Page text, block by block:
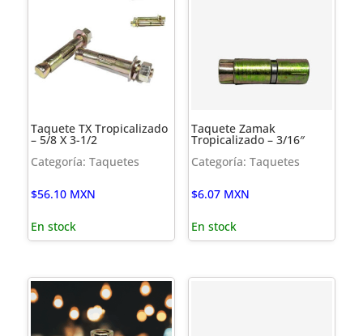
Taquete TX Tropicalizado
– 5/8 X 3-1/2
Categoría: Taquetes
$56.10 MXN
En stock
Taquete Zamak
Tropicalizado – 3/16″
Categoría: Taquetes
$6.07 MXN
En stock